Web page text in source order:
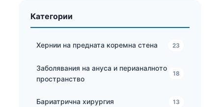
Категории
Хернии на предната коремна стена 23
Заболявания на ануса и перианалното
пространство
18
Бариатрична хирургия 13